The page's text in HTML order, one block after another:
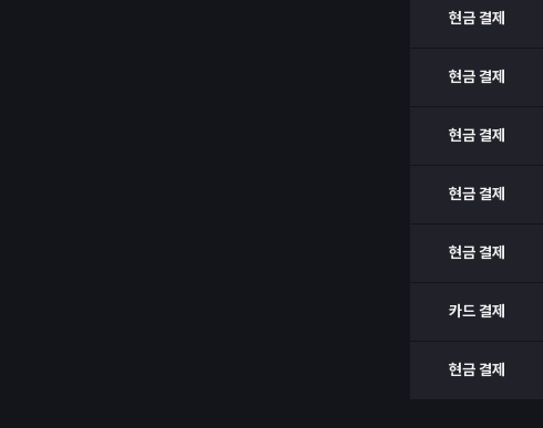
현금 결제
현금 결제
현금 결제
현금 결제
현금 결제
카드 결제
현금 결제